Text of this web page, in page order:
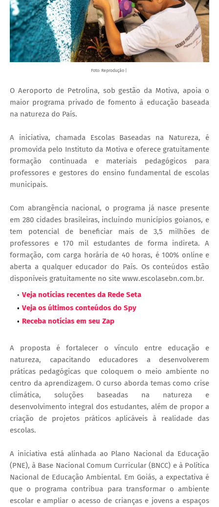
Foto: Reprodução |
O Aeroporto de Petrolina, sob gestão da Motiva, apoia o
maior programa privado de fomento à educação baseada
na natureza do País.
A iniciativa, chamada Escolas Baseadas na Natureza, é
promovida pelo Instituto da Motiva e oferece gratuitamente
formação continuada e materiais pedagógicos para
professores e gestores do ensino fundamental de escolas
municipais.
Com abrangência nacional, o programa já nasce presente
em 280 cidades brasileiras, incluindo municípios goianos, e
tem potencial de beneficiar mais de 3,5 milhões de
professores e 170 mil estudantes de forma indireta. A
formação, com carga horária de 40 horas, é 100% online e
aberta a qualquer educador do País. Os conteúdos estão
disponíveis gratuitamente no site www.escolasebn.com.br.
Veja notícias recentes da Rede Seta
Veja os últimos conteúdos do Spy
Receba notícias em seu Zap
A proposta é fortalecer o vínculo entre educação e
natureza, capacitando educadores a desenvolverem
práticas pedagógicas que coloquem o meio ambiente no
centro da aprendizagem. O curso aborda temas como crise
climática, soluções baseadas na natureza e
desenvolvimento integral dos estudantes, além de propor a
criação de projetos práticos aplicáveis à realidade das
escolas.
A iniciativa está alinhada ao Plano Nacional da Educação
(PNE), à Base Nacional Comum Curricular (BNCC) e à Política
Nacional de Educação Ambiental. Em Goiás, a expectativa é
que o programa contribua para transformar o ambiente
escolar e ampliar o acesso de crianças e jovens a espaços